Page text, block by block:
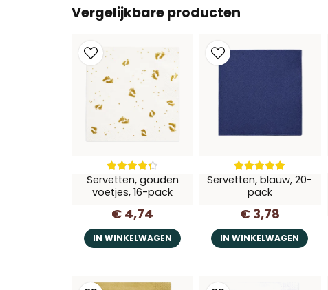
Vergelijkbare producten
Servetten, gouden
voetjes, 16-pack
€ 4,74
IN WINKELWAGEN
Servetten, blauw, 20-
pack
€ 3,78
IN WINKELWAGEN